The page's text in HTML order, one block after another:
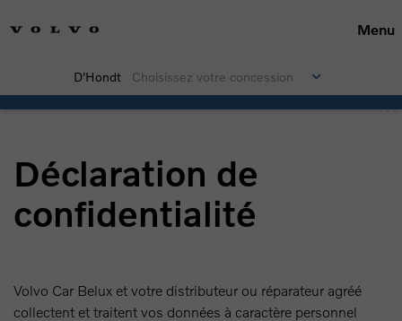
Menu
D'Hondt Choisissez votre concession
Déclaration de
confidentialité
Volvo Car Belux et votre distributeur ou réparateur agréé
collectent et traitent vos données à caractère personnel